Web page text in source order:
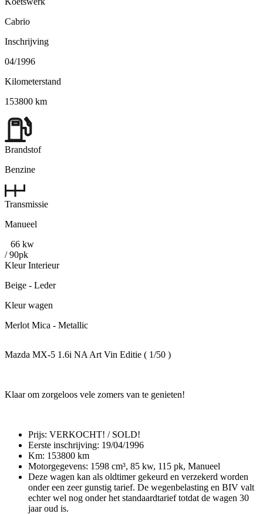
Cabrio
Inschrijving
04/1996
Kilometerstand
153800 km
Brandstof
Benzine
Transmissie
Manueel
66 kw
/ 90pk
Kleur Interieur
Beige - Leder
Kleur wagen
Merlot Mica - Metallic
Mazda MX-5 1.6i NA Art Vin Editie ( 1/50 )
Klaar om zorgeloos vele zomers van te genieten!
Prijs: VERKOCHT! / SOLD!
Eerste inschrijving: 19/04/1996
Km: 153800 km
Motorgegevens: 1598 cm³, 85 kw, 115 pk, Manueel
Deze wagen kan als oldtimer gekeurd en verzekerd worden
onder een zeer gunstig tarief. De wegenbelasting en BIV valt
echter wel nog onder het standaardtarief totdat de wagen 30
jaar oud is.